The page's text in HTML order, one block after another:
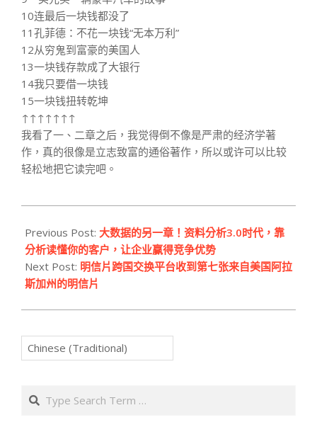
10连最后一块钱都没了
11孔菲德：不花一块钱“无本万利”
12从穷鬼到富豪的美国人
13一块钱存款成了大银行
14我只要借一块钱
15一块钱扭转乾坤
↑↑↑↑↑↑↑
我看了一、二章之后，我觉得倒不像是严肃的经济学著
作，真的很像是立志致富的通俗著作，所以或许可以比较
轻松地把它读完吧。
08-
28
Previous Post: 大数据的另一章！资料分析3.0时代，靠
分析读懂你的客户，让企业赢得竞争优势
Next Post: 明信片跨国交换平台收到第七张来自美国阿拉
斯加州的明信片
Search